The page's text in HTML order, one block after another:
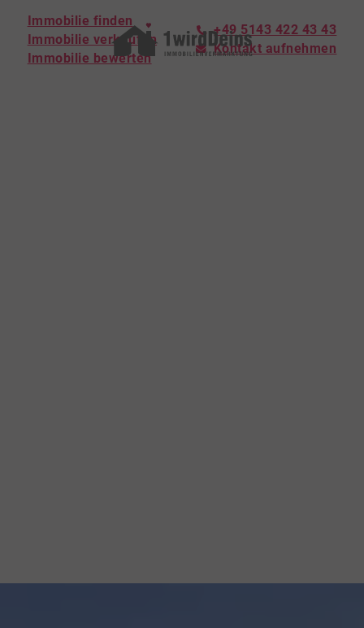
Immobilie finden
Immobilie verkaufen
Immobilie bewerten
+49 5143 422 43 43
Kontakt aufnehmen